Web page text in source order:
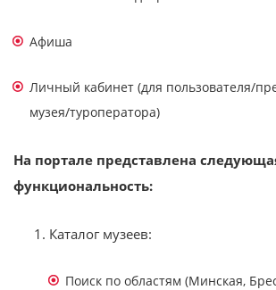
Афиша
Личный кабинет (для пользователя/
музея/туроператора)
На портале представлена
функциональность:
Каталог музеев:
Поиск по областям (Минская,